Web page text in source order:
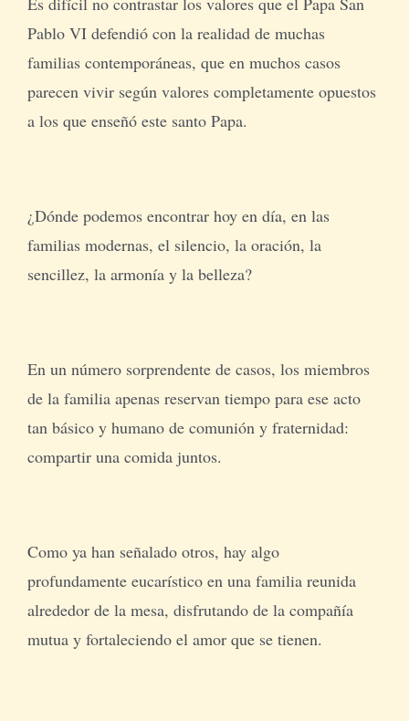
Pablo VI defendió con la realidad de muchas
familias contemporáneas, que en muchos casos
parecen vivir según valores completamente opuestos
a los que enseñó este santo Papa.
¿Dónde podemos encontrar hoy en día, en las
familias modernas, el silencio, la oración, la
sencillez, la armonía y la belleza?
En un número sorprendente de casos, los miembros
de la familia apenas reservan tiempo para ese acto
tan básico y humano de comunión y fraternidad:
compartir una comida juntos.
Como ya han señalado otros, hay algo
profundamente eucarístico en una familia reunida
alrededor de la mesa, disfrutando de la compañía
mutua y fortaleciendo el amor que se tienen.